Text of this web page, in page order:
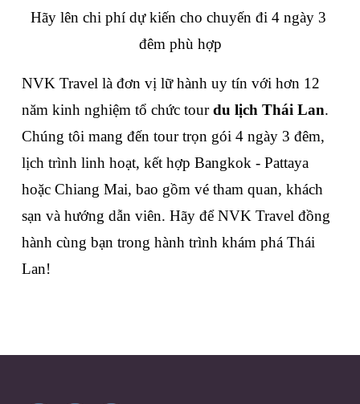
Hãy lên chi phí dự kiến cho chuyến đi 4 ngày 3
đêm phù hợp
NVK Travel là đơn vị lữ hành uy tín với hơn 12
năm kinh nghiệm tổ chức tour du lịch Thái Lan.
Chúng tôi mang đến tour trọn gói 4 ngày 3 đêm,
lịch trình linh hoạt, kết hợp Bangkok - Pattaya
hoặc Chiang Mai, bao gồm vé tham quan, khách
sạn và hướng dẫn viên. Hãy để NVK Travel đồng
hành cùng bạn trong hành trình khám phá Thái
Lan!